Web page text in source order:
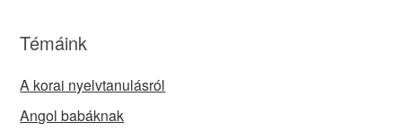
Témáink
A korai nyelvtanulásról
Angol babáknak